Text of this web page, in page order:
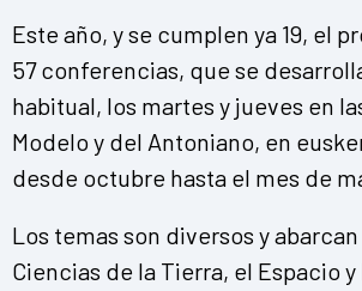
Este año, y se cumplen ya 19, el
57 conferencias, que se
habitual, los martes y jueves en
Modelo y del Antoniano, en
desde octubre hasta el mes de
Los temas son diversos y
Ciencias de la Tierra, el Espacio